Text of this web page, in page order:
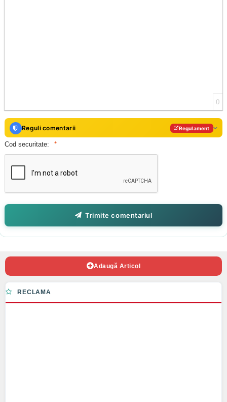
0
Reguli comentarii Regulament
Cod securitate:
Trimite comentariul
Adaugă Articol
RECLAMA